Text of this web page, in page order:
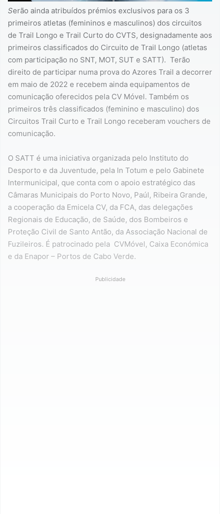
Serão ainda atribuídos prémios exclusivos para os 3
primeiros atletas (femininos e masculinos) dos circuitos
de Trail Longo e Trail Curto do CVTS, designadamente aos
primeiros classificados do Circuito de Trail Longo (atletas
com participação no SNT, MOT, SUT e SATT). Terão
direito de participar numa prova do Azores Trail a decorrer
em maio de 2022 e recebem ainda equipamentos de
comunicação oferecidos pela CV Móvel. Também os
primeiros três classificados (feminino e masculino) dos
Circuitos Trail Curto e Trail Longo receberam vouchers de
comunicação.
O SATT é uma iniciativa organizada pelo Instituto do
Desporto e da Juventude, pela In Totum e pelo Gabinete
Intermunicipal, que conta com o apoio estratégico das
Câmaras Municipais do Porto Novo, Paúl, Ribeira Grande,
a cooperação da Emicela CV, da FCA, das delegações
Regionais de Educação, de Saúde, dos Bombeiros e
Proteção Civil de Santo Antão, da Associação Nacional de
Fuzileiros. É patrocinado pela CVMóvel, Caixa Económica
e da Enapor – Portos de Cabo Verde.
Publicidade